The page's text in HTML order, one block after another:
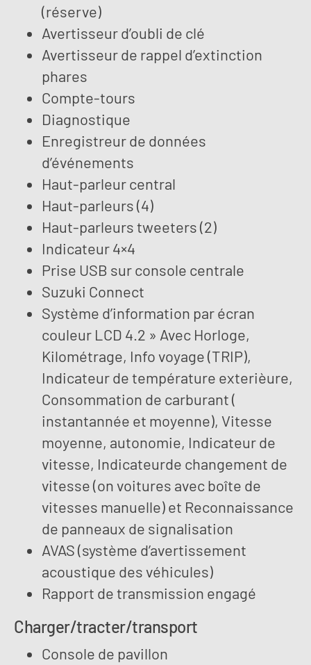
(réserve)
Avertisseur d’oubli de clé
Avertisseur de rappel d’extinction
phares
Compte-tours
Diagnostique
Enregistreur de données
d’événements
Haut-parleur central
Haut-parleurs (4)
Haut-parleurs tweeters (2)
Indicateur 4×4
Prise USB sur console centrale
Suzuki Connect
Système d’information par écran
couleur LCD 4.2 » Avec Horloge,
Kilométrage, Info voyage (TRIP),
Indicateur de température exterièure,
Consommation de carburant (
instantannée et moyenne), Vitesse
moyenne, autonomie, Indicateur de
vitesse, Indicateurde changement de
vitesse (on voitures avec boîte de
vitesses manuelle) et Reconnaissance
de panneaux de signalisation
AVAS (système d’avertissement
acoustique des véhicules)
Rapport de transmission engagé
Charger/tracter/transport
Console de pavillon